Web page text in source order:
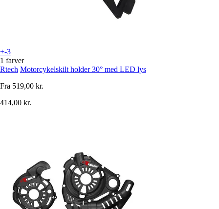
+-3
1 farver
Rtech Motorcykelskilt holder 30° med LED lys
Fra 519,00 kr.
414,00 kr.